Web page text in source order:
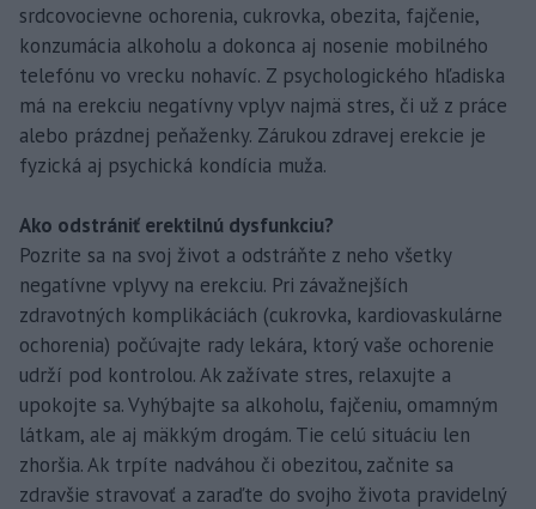
srdcovocievne ochorenia, cukrovka, obezita, fajčenie,
konzumácia alkoholu a dokonca aj nosenie mobilného
telefónu vo vrecku nohavíc. Z psychologického hľadiska
má na erekciu negatívny vplyv najmä stres, či už z práce
alebo prázdnej peňaženky. Zárukou zdravej erekcie je
fyzická aj psychická kondícia muža.
Ako odstrániť erektilnú dysfunkciu?
Pozrite sa na svoj život a odstráňte z neho všetky
negatívne vplyvy na erekciu. Pri závažnejších
zdravotných komplikáciách (cukrovka, kardiovaskulárne
ochorenia) počúvajte rady lekára, ktorý vaše ochorenie
udrží pod kontrolou. Ak zažívate stres, relaxujte a
upokojte sa. Vyhýbajte sa alkoholu, fajčeniu, omamným
látkam, ale aj mäkkým drogám. Tie celú situáciu len
zhoršia. Ak trpíte nadváhou či obezitou, začnite sa
zdravšie stravovať a zaraďte do svojho života pravidelný